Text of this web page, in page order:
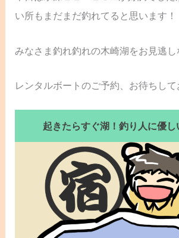
い所もまだまだ釣れてると思います！
みなさま釣れ釣れの木崎湖をお見逃し
レンタルボートのご予約、お待ちして
起きたらすぐ湖！釣り人に優